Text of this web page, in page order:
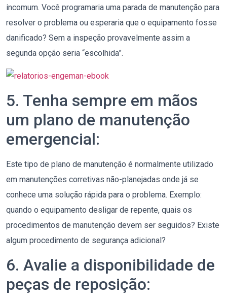
incomum. Você programaria uma parada de manutenção para
resolver o problema ou esperaria que o equipamento fosse
danificado? Sem a inspeção provavelmente assim a
segunda opção seria “escolhida”.
5. Tenha sempre em mãos
um plano de manutenção
emergencial:
Este tipo de plano de manutenção é normalmente utilizado
em manutenções corretivas não-planejadas onde já se
conhece uma solução rápida para o problema. Exemplo:
quando o equipamento desligar de repente, quais os
procedimentos de manutenção devem ser seguidos? Existe
algum procedimento de segurança adicional?
6. Avalie a disponibilidade de
peças de reposição: